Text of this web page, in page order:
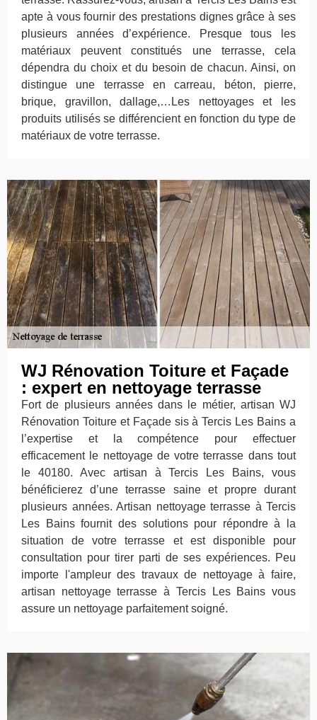
apte à vous fournir des prestations dignes grâce à ses
plusieurs années d’expérience. Presque tous les
matériaux peuvent constitués une terrasse, cela
dépendra du choix et du besoin de chacun. Ainsi, on
distingue une terrasse en carreau, béton, pierre,
brique, gravillon, dallage,…Les nettoyages et les
produits utilisés se différencient en fonction du type de
matériaux de votre terrasse.
WJ Rénovation Toiture et Façade
: expert en nettoyage terrasse
Fort de plusieurs années dans le métier, artisan WJ
Rénovation Toiture et Façade sis à Tercis Les Bains a
l’expertise et la compétence pour effectuer
efficacement le nettoyage de votre terrasse dans tout
le 40180. Avec artisan à Tercis Les Bains, vous
bénéficierez d’une terrasse saine et propre durant
plusieurs années. Artisan nettoyage terrasse à Tercis
Les Bains fournit des solutions pour répondre à la
situation de votre terrasse et est disponible pour
consultation pour tirer parti de ses expériences. Peu
importe l'ampleur des travaux de nettoyage à faire,
artisan nettoyage terrasse à Tercis Les Bains vous
assure un nettoyage parfaitement soigné.